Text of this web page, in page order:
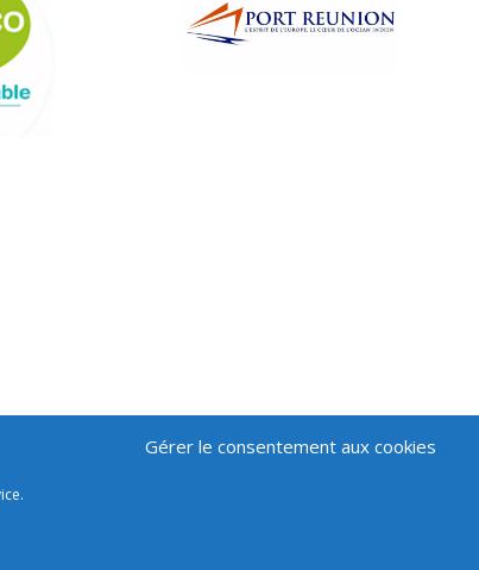
Gérer le consentement aux cookies